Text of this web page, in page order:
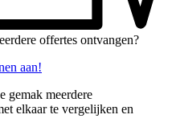
offertes ontvangen?
aan!
gemak meerdere
elkaar te vergelijken en